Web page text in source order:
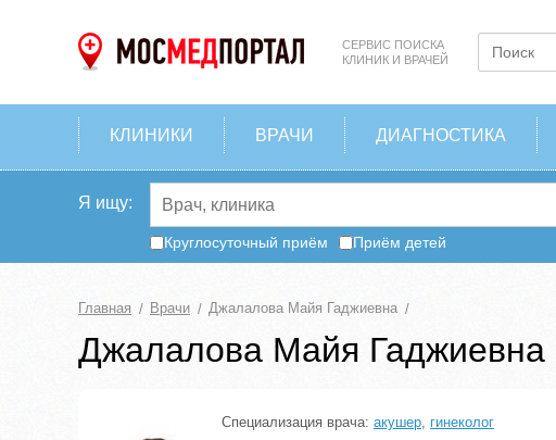
СЕРВИС ПОИСКА
КЛИНИК И ВРАЧЕЙ
КЛИНИКИ ВРАЧИ ДИАГНОСТИКА
Я ищу:
Круглосуточный приём Приём детей
Главная Врачи Джалалова Майя Гаджиевна
Джалалова Майя Гаджиевна
Специализация врача: акушер, гинеколог